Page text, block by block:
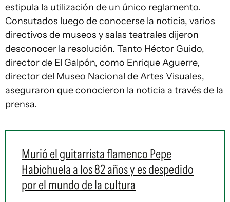
estipula la utilización de un único reglamento.
Consutados luego de conocerse la noticia, varios
directivos de museos y salas teatrales dijeron
desconocer la resolución. Tanto Héctor Guido,
director de El Galpón, como Enrique Aguerre,
director del Museo Nacional de Artes Visuales,
aseguraron que conocieron la noticia a través de la
prensa.
Murió el guitarrista flamenco Pepe
Habichuela a los 82 años y es despedido
por el mundo de la cultura